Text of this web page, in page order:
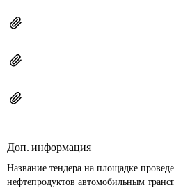
Доп. информация
Название тендера на площадке
нефтепродуктов автомобильным